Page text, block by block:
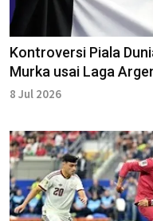
Kontroversi Piala
Murka usai Laga
8 Jul 2026